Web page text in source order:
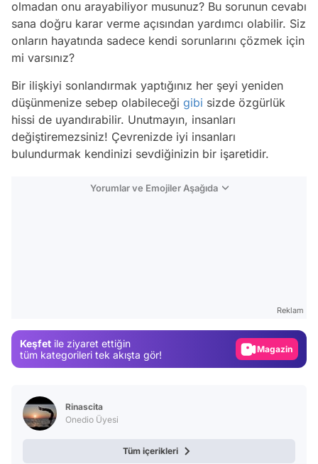
olmadan onu arayabiliyor musunuz? Bu sorunun cevabı
sana doğru karar verme açısından yardımcı olabilir. Siz
onların hayatında sadece kendi sorunlarını çözmek için
mi varsınız?
Bir ilişkiyi sonlandırmak yaptığınız her şeyi yeniden
düşünmenize sebep olabileceği gibi sizde özgürlük
hissi de uyandırabilir. Unutmayın, insanları
değiştiremezsiniz! Çevrenizde iyi insanları
bulundurmak kendinizi sevdiğinizin bir işaretidir.
Yorumlar ve Emojiler Aşağıda
Reklam
Keşfet ile ziyaret ettiğin
tüm kategorileri tek akışta gör!
Video
Rinascita
Onedio Üyesi
Tüm içerikleri